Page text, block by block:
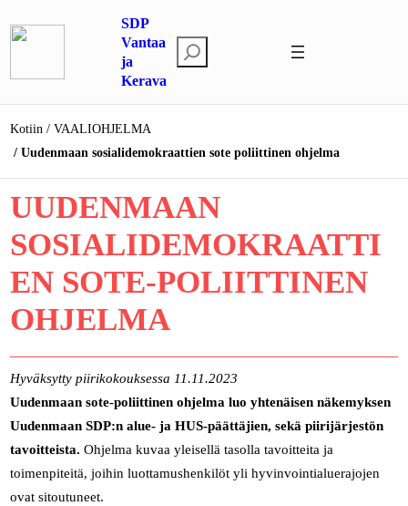
sisältöön
SDP
Vantaa
ja
Kerava
t
Kotiin
VAALIOHJELMA
Uudenmaan sosialidemokraattien sote poliittinen ohjelma
UUDENMAAN
SOSIALIDEMOKRAATTI
EN SOTE-POLIITTINEN
OHJELMA
Hyväksytty piirikokouksessa 11.11.2023
Uudenmaan sote-poliittinen ohjelma luo yhtenäisen näkemyksen
Uudenmaan SDP:n alue- ja HUS-päättäjien, sekä piirijärjestön
tavoitteista. Ohjelma kuvaa yleisellä tasolla tavoitteita ja
toimenpiteitä, joihin luottamushenkilöt yli hyvinvointialuerajojen
ovat sitoutuneet.